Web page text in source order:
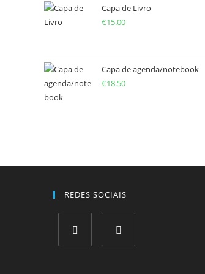
Capa de Livro
€15.00
Capa de agenda/notebook
€18.50
REDES SOCIAIS